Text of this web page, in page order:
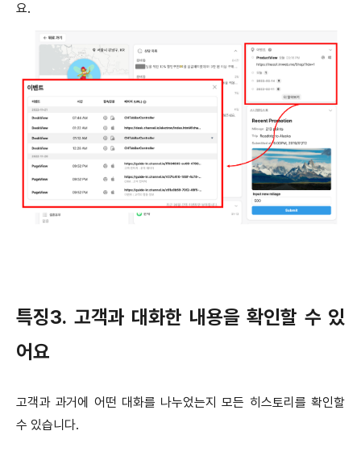
요.
특징3. 고객과 대화한 내용을 확인할 수 있
어요
고객과 과거에 어떤 대화를 나누었는지 모든 히스토리를 확인할
수 있습니다.